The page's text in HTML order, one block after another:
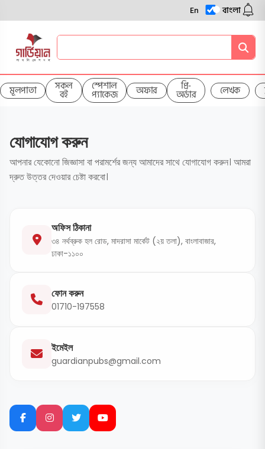
En বাংলা
মূলপাতা সকল
বই
স্পেশাল
প্যাকেজ অফার প্রি-
অর্ডার লেখক
যোগাযোগ করুন
আপনার যেকোনো জিজ্ঞাসা বা পরামর্শের জন্য আমাদের সাথে যোগাযোগ করুন। আমরা
দ্রুত উত্তর দেওয়ার চেষ্টা করবো।
অফিস ঠিকানা
৩৪ নর্থব্রুক হল রোড, মাদরাসা মার্কেট (২য় তলা), বাংলাবাজার,
ঢাকা-১১০০
ফোন করুন
01710-197558
ইমেইল
guardianpubs@gmail.com